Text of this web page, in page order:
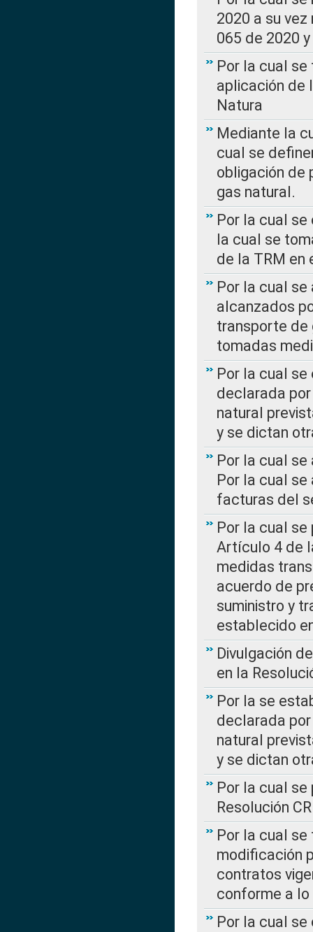
2020 a su
065 de 2020
Por la cual
aplicación de
Natura
Mediante la
cual se
obligación de
gas natural.
Por la cual se
la cual se
de la TRM en
Por la cual
alcanzados
transporte de
tomadas
Por la cual
declarada
natural
y se dictan
Por la cual se
Por la cual
facturas del
Por la cual
Artículo 4 de
medidas
acuerdo de
suministro y
establecido
Divulgación
en la
Por la se
declarada
natural
y se dictan
Por la cual
Resolución
Por la cual
modificación
contratos
conforme a lo
Por la cual se